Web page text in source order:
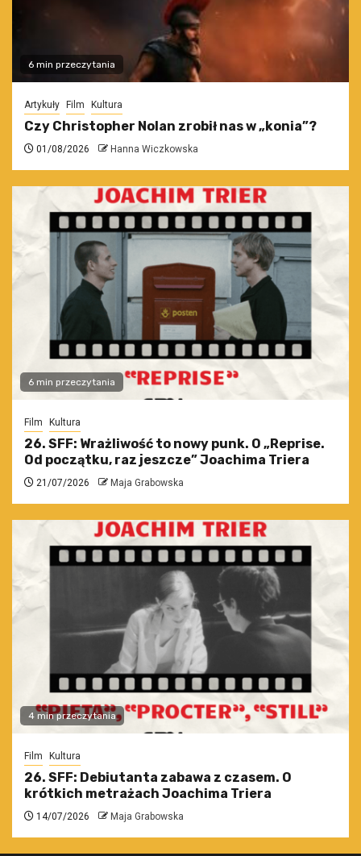
6 min przeczytania
Artykuły Film Kultura
Czy Christopher Nolan zrobił nas w „konia”?
01/08/2026 Hanna Wiczkowska
6 min przeczytania
Film Kultura
26. SFF: Wrażliwość to nowy punk. O „Reprise.
Od początku, raz jeszcze” Joachima Triera
21/07/2026 Maja Grabowska
4 min przeczytania
Film Kultura
26. SFF: Debiutanta zabawa z czasem. O
krótkich metrażach Joachima Triera
14/07/2026 Maja Grabowska